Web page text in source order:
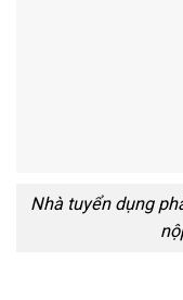
Nhà tuyển dụng